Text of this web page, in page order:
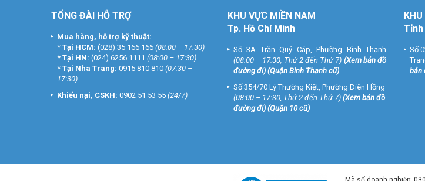
TỔNG ĐÀI HỖ TRỢ
Mua hàng, hỗ trợ kỹ thuật:
* Tại HCM: (028) 35 166 166 (08:00 – 17:30)
* Tại HN: (024) 6256 1111 (08:00 – 17:30)
* Tại Nha Trang: 0915 810 810 (07:30 –
17:30)
Khiếu nại, CSKH: 0902 51 53 55 (24/7)
KHU VỰC MIỀN NAM
Tp. Hồ Chí Minh
Số 3A Trần Quý Cáp, Phường Bình Thạnh
(08:00 – 17:30, Thứ 2 đến Thứ 7) (Xem bản đồ
đường đi) (Quận Bình Thạnh cũ)
Số 354/70 Lý Thường Kiệt, Phường Diên Hồng
(08:00 – 17:30, Thứ 2 đến Thứ 7) (Xem bản đồ
đường đi) (Quận 10 cũ)
Tỉnh
Số
bản